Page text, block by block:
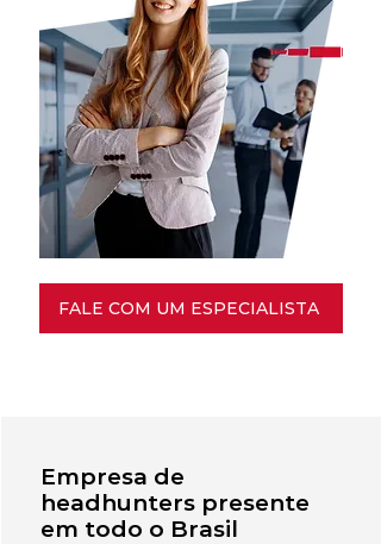
FALE COM UM ESPECIALISTA
Empresa de
headhunters presente
em todo o Brasil